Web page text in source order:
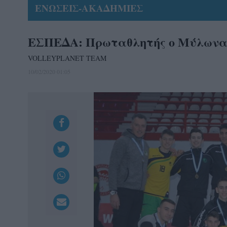
ΕΝΩΣΕΙΣ-ΑΚΑΔΗΜΙΕΣ
ΕΣΠΕΔΑ: Πρωταθλητής ο
VOLLEYPLANET TEAM